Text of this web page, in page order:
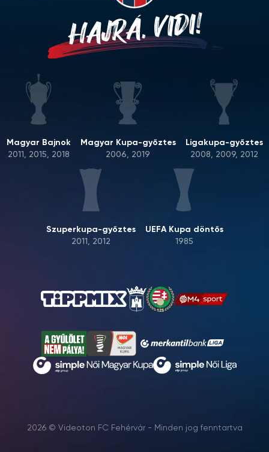
HAJRÁ, VIDI!
Magyar Bajnok
2011, 2015, 2018
Magyar Kupa-győztes
2006, 2019
Ligakupa-győztes
2008, 2009, 2012
Szuperkupa-győztes
2011, 2012
UEFA Kupa döntős
1985
2026 © Videoton FC Fehérvár - Minden jog fenntartva